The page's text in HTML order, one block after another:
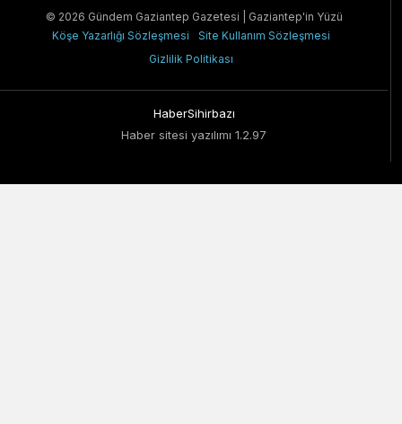
© 2026 Gündem Gaziantep Gazetesi | Gaziantep'in Yüzü
Köşe Yazarlığı Sözleşmesi
Site Kullanım Sözleşmesi
Gizlilik Politikası
HaberSihirbazı
Haber sitesi yazılımı 1.2.97